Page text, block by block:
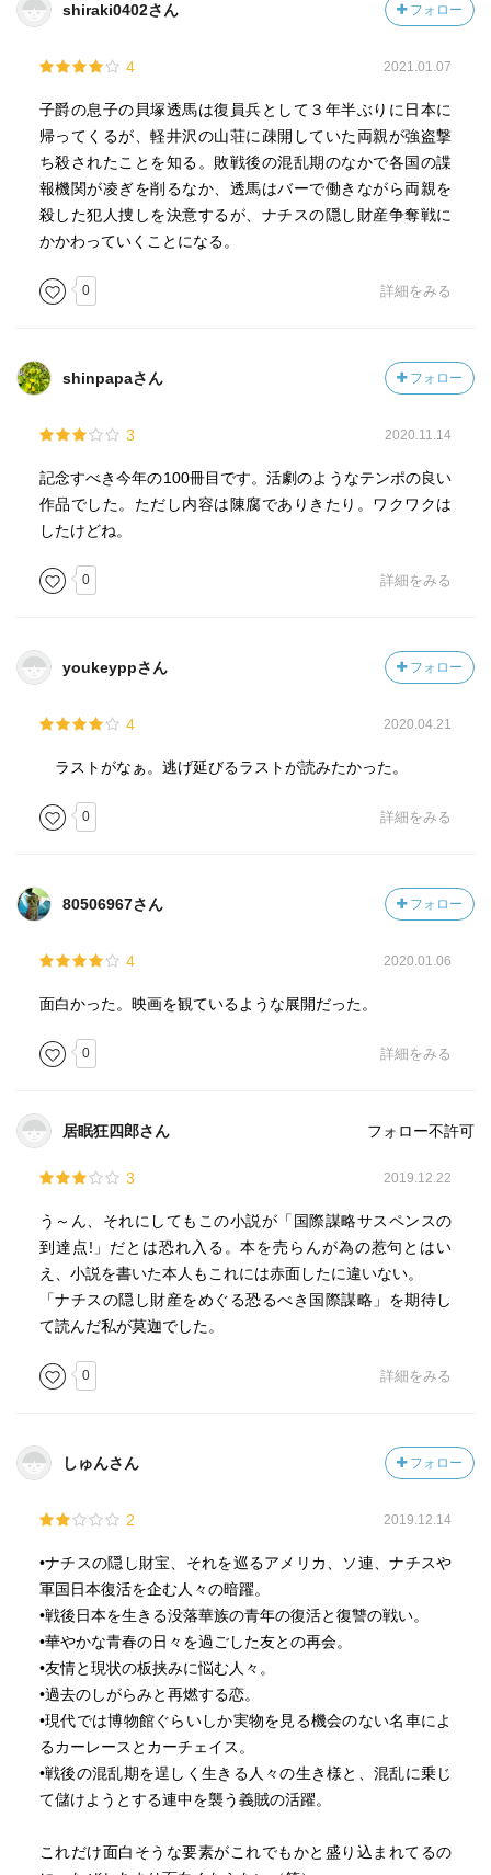
shiraki0402さん フォロー
4 2021.01.07
子爵の息子の貝塚透馬は復員兵として３年半ぶりに日本に
帰ってくるが、軽井沢の山荘に疎開していた両親が強盗撃
ち殺されたことを知る。敗戦後の混乱期のなかで各国の諜
報機関が凌ぎを削るなか、透馬はバーで働きながら両親を
殺した犯人捜しを決意するが、ナチスの隠し財産争奪戦に
かかわっていくことになる。
0 詳細をみる
shinpapaさん フォロー
3 2020.11.14
記念すべき今年の100冊目です。活劇のようなテンポの良い
作品でした。ただし内容は陳腐でありきたり。ワクワクは
したけどね。
0 詳細をみる
youkeyppさん フォロー
4 2020.04.21
ラストがなぁ。逃げ延びるラストが読みたかった。
0 詳細をみる
80506967さん フォロー
4 2020.01.06
面白かった。映画を観ているような展開だった。
0 詳細をみる
居眠狂四郎さん フォロー不許可
3 2019.12.22
う～ん、それにしてもこの小説が「国際謀略サスペンスの
到達点!」だとは恐れ入る。本を売らんが為の惹句とはい
え、小説を書いた本人もこれには赤面したに違いない。
「ナチスの隠し財産をめぐる恐るべき国際謀略」を期待し
て読んだ私が莫迦でした。
0 詳細をみる
しゅんさん フォロー
2 2019.12.14
•ナチスの隠し財宝、それを巡るアメリカ、ソ連、ナチスや
軍国日本復活を企む人々の暗躍。
•戦後日本を生きる没落華族の青年の復活と復讐の戦い。
•華やかな青春の日々を過ごした友との再会。
•友情と現状の板挟みに悩む人々。
•過去のしがらみと再燃する恋。
•現代では博物館ぐらいしか実物を見る機会のない名車によ
るカーレースとカーチェイス。
•戦後の混乱期を逞しく生きる人々の生き様と、混乱に乗じ
て儲けようとする連中を襲う義賊の活躍。
これだけ面白そうな要素がこれでもかと盛り込まれてるの